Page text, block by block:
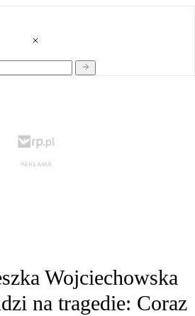
Wojciechowska
na tragedie: Coraz